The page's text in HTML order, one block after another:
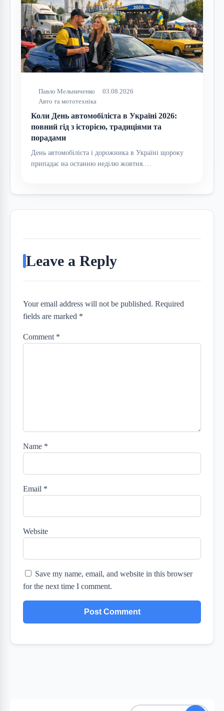
Павло Мельниченко
03.08.2026
Авто та мототехніка
Коли День автомобіліста в Україні 2026:
повний гід з історією, традиціями та
порадами
День автомобіліста і дорожника в Україні щороку
припадає на останню неділю жовтня.…
Leave a Reply
Your email address will not be published. Required
fields are marked *
Comment *
Name *
Email *
Website
Save my name, email, and website in this browser
for the next time I comment.